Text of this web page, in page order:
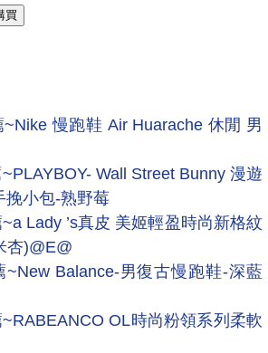
慢跑鞋 Air Huarache 休閒 男
Wall Street Bunny 漫遊
挽小包-熟野莓
Lady ’s真皮 美姬輕盈時尚新格紋
杏)@E@
~New Balance-男復古慢跑鞋-深藍
OL時尚粉領系列柔軟